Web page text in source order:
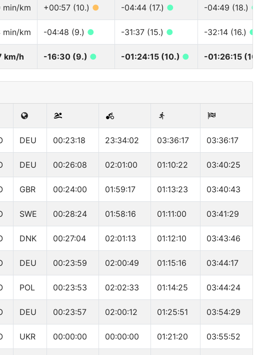
min/km +00:57 (10.) ● -04:44 (17.) ● -04:49 (18.) ●
min/km -04:48 (9.) ● -31:37 (15.) ● -32:14 (16.) ●
km/h -16:30 (9.) ● -01:24:15 (10.) ● -01:26:15 (10.)
DEU 00:23:18 23:34:02 03:36:17 03:36:17
DEU 00:26:08 02:01:00 01:10:22 03:40:25
GBR 00:24:00 01:59:17 01:13:23 03:40:43
SWE 00:28:24 01:58:16 01:11:00 03:41:29
DNK 00:27:04 02:01:13 01:12:10 03:43:46
DEU 00:23:59 02:00:49 01:15:16 03:44:17
POL 00:23:53 02:02:33 01:14:25 03:44:24
DEU 00:23:57 02:00:12 01:25:51 03:54:29
UKR 00:00:00 00:00:00 01:21:20 03:55:52